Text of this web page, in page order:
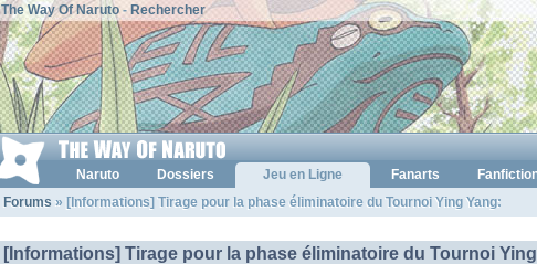
The Way Of Naruto- Rechercher
Naruto Dossiers Jeu en Ligne Fanarts
Forums » [Informations] Tirage pour la phase éliminatoire du Tournoi Ying Yang:
[Informations] Tirage pour la phase éliminatoire du Tournoi